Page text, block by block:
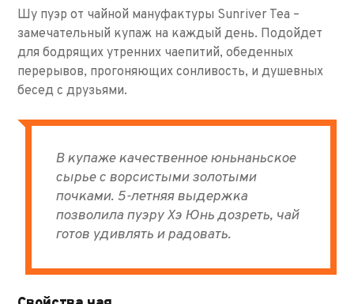
Шу пуэр от чайной мануфактуры Sunriver Tea –
замечательный купаж на каждый день. Подойдет
для бодрящих утренних чаепитий, обеденных
перерывов, прогоняющих сонливость, и душевных
бесед с друзьями.
В купаже качественное юньнаньское
сырье с ворсистыми золотыми
почками. 5-летняя выдержка
позволила пуэру Хэ Юнь дозреть, чай
готов удивлять и радовать.